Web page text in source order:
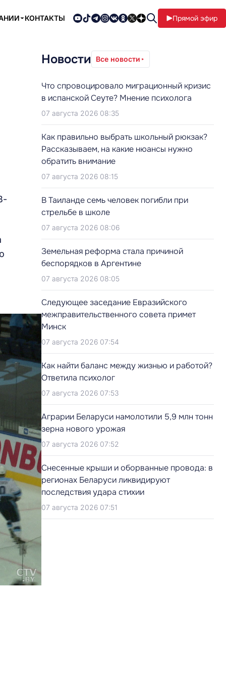
КОНТАКТЫ Прямой эфир
Новости Все новости
Что спровоцировало миграционный кризис
в испанской Сеуте? Мнение психолога
07 августа 2026 08:35
Как правильно выбрать школьный рюкзак?
Рассказываем, на какие нюансы нужно
обратить внимание
07 августа 2026 08:15
В Таиланде семь человек погибли при
стрельбе в школе
07 августа 2026 08:06
Земельная реформа стала причиной
беспорядков в Аргентине
07 августа 2026 08:05
Следующее заседание Евразийского
межправительственного совета примет
Минск
07 августа 2026 07:54
Как найти баланс между жизнью и работой?
Ответила психолог
07 августа 2026 07:53
Аграрии Беларуси намолотили 5,9 млн тонн
зерна нового урожая
07 августа 2026 07:52
Снесенные крыши и оборванные провода: в
регионах Беларуси ликвидируют
последствия удара стихии
07 августа 2026 07:51